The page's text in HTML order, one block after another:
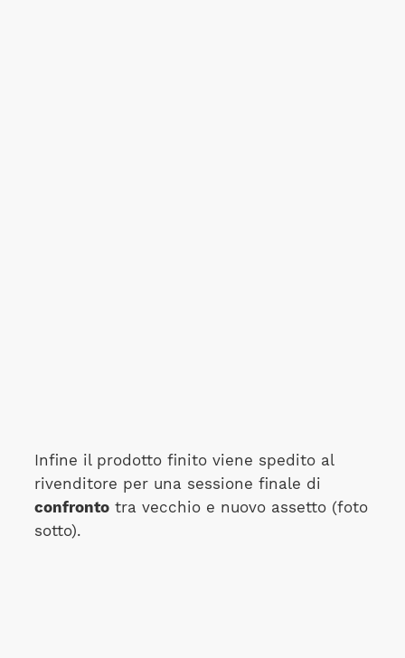
Infine il prodotto finito viene spedito al
rivenditore per una sessione finale di
confrontotra vecchio e nuovo assetto (foto
sotto).